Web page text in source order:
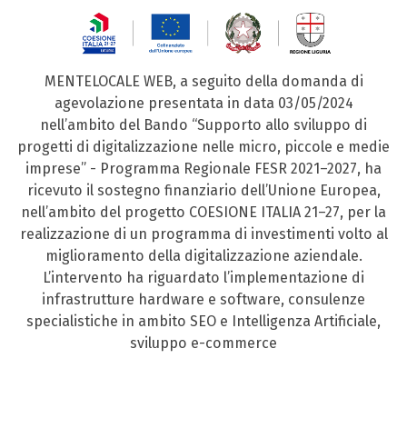
MENTELOCALE WEB, a seguito della domanda di
agevolazione presentata in data 03/05/2024
nell’ambito del Bando “Supporto allo sviluppo di
progetti di digitalizzazione nelle micro, piccole e medie
imprese” - Programma Regionale FESR 2021–2027, ha
ricevuto il sostegno finanziario dell’Unione Europea,
nell’ambito del progetto COESIONE ITALIA 21–27, per la
realizzazione di un programma di investimenti volto al
miglioramento della digitalizzazione aziendale.
L’intervento ha riguardato l’implementazione di
infrastrutture hardware e software, consulenze
specialistiche in ambito SEO e Intelligenza Artificiale,
sviluppo e-commerce